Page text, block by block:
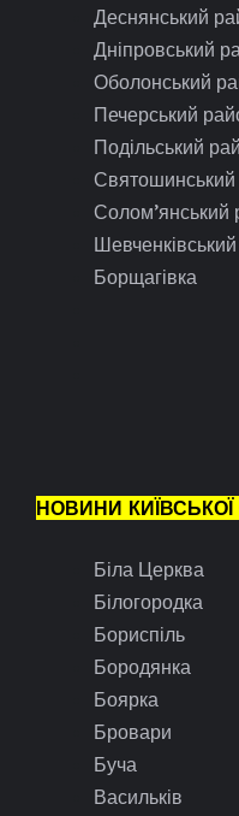
Деснянський
Дніпровський
Оболонський
Печерський
Подільський
Святошинський
Солом’янський
Борщагівка
НОВИНИ КИЇВСЬКОЇ
Біла Церква
Білогородка
Бориспіль
Бородянка
Боярка
Бровари
Буча
Васильків